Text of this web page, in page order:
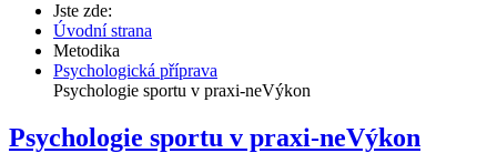
Jste zde:
Úvodní strana
Metodika
Psychologická příprava
Psychologie sportu v praxi-neVýkon
Psychologie sportu v praxi-neVýkon